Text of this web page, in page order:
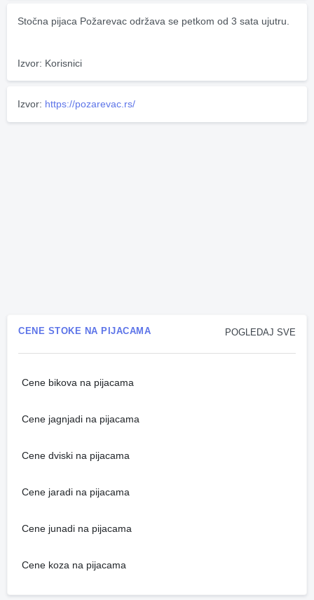
Stočna pijaca Požarevac održava se petkom od 3 sata ujutru.
Izvor: Korisnici
Izvor: https://pozarevac.rs/
POGLEDAJ SVE
CENE STOKE NA PIJACAMA
Cene bikova na pijacama
Cene jagnjadi na pijacama
Cene dviski na pijacama
Cene jaradi na pijacama
Cene junadi na pijacama
Cene koza na pijacama